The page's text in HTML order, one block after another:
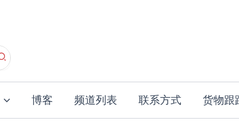
博客 频道列表 联系方式 货物跟
从
高
到